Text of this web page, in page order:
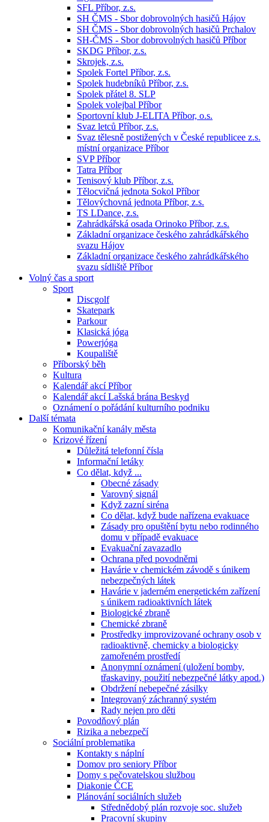
SFL Příbor, z.s.
SH ČMS - Sbor dobrovolných hasičů Hájov
SH ČMS - Sbor dobrovolných hasičů Prchalov
SH-ČMS - Sbor dobrovolných hasičů Příbor
SKDG Příbor, z.s.
Skrojek, z.s.
Spolek Fortel Příbor, z.s.
Spolek hudebníků Příbor, z.s.
Spolek přátel 8. SLP
Spolek volejbal Příbor
Sportovní klub J-ELITA Příbor, o.s.
Svaz letců Příbor, z.s.
Svaz tělesně postižených v České republicee z.s.
místní organizace Příbor
SVP Příbor
Tatra Příbor
Tenisový klub Příbor, z.s.
Tělocvičná jednota Sokol Příbor
Tělovýchovná jednota Příbor, z.s.
TS LDance, z.s.
Zahrádkářská osada Orinoko Příbor, z.s.
Základní organizace českého zahrádkářského
svazu Hájov
Základní organizace českého zahrádkářského
svazu sídliště Příbor
Volný čas a sport
Sport
Discgolf
Skatepark
Parkour
Klasická jóga
Powerjóga
Koupaliště
Příborský běh
Kultura
Kalendář akcí Příbor
Kalendář akcí Lašská brána Beskyd
Oznámení o pořádání kulturního podniku
Další témata
Komunikační kanály města
Krizové řízení
Důležitá telefonní čísla
Informační letáky
Co dělat, když ...
Obecné zásady
Varovný signál
Když zazní siréna
Co dělat, když bude nařízena evakuace
Zásady pro opuštění bytu nebo rodinného
domu v případě evakuace
Evakuační zavazadlo
Ochrana před povodněmi
Havárie v chemickém závodě s únikem
nebezpečných látek
Havárie v jaderném energetickém zařízení
s únikem radioaktivních látek
Biologické zbraně
Chemické zbraně
Prostředky improvizované ochrany osob v
radioaktivně, chemicky a biologicky
zamořeném prostředí
Anonymní oznámení (uložení bomby,
třaskaviny, použití nebezpečné látky apod.)
Obdržení nebepečné zásilky
Integrovaný záchranný systém
Rady nejen pro děti
Povodňový plán
Rizika a nebezpečí
Sociální problematika
Kontakty s náplní
Domov pro seniory Příbor
Domy s pečovatelskou službou
Diakonie ČCE
Plánování sociálních služeb
Střednědobý plán rozvoje soc. služeb
Pracovní skupiny